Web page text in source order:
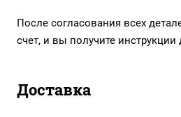
После согласования всех
счет, и вы получите
Доставка